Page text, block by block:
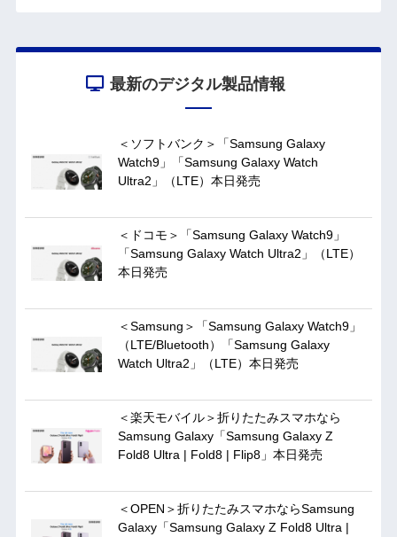
最新のデジタル製品情報
＜ソフトバンク＞「Samsung Galaxy
Watch9」「Samsung Galaxy Watch
Ultra2」（LTE）本日発売
＜ドコモ＞「Samsung Galaxy Watch9」
「Samsung Galaxy Watch Ultra2」（LTE）
本日発売
＜Samsung＞「Samsung Galaxy Watch9」
（LTE/Bluetooth）「Samsung Galaxy
Watch Ultra2」（LTE）本日発売
＜楽天モバイル＞折りたたみスマホなら
Samsung Galaxy「Samsung Galaxy Z
Fold8 Ultra | Fold8 | Flip8」本日発売
＜OPEN＞折りたたみスマホならSamsung
Galaxy「Samsung Galaxy Z Fold8 Ultra |